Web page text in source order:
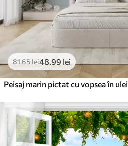
81.65lei48 .99 lei
Peisaj marin pictat cu vopsea în ulei